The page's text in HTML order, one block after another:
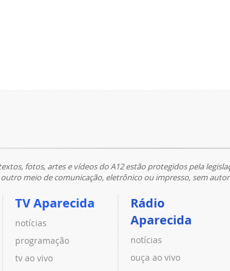
fotos, artes e vídeos do A12 estão protegidos pela
meio de comunicação, eletrônico ou impresso, sem
TV Aparecida
notícias
programação
tv ao vivo
Rádio
Aparecida
notícias
ouça ao vivo